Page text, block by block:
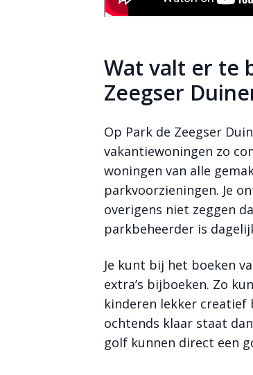
Wat valt er te
Zeegser
Op Park de Zeegser
vakantiewoningen zo
woningen van alle
parkvoorzieningen. Je
overigens niet zeggen
parkbeheerder is
Je kunt bij het boeken
extra’s bijboeken. Zo
kinderen lekker creatief
ochtends klaar staat
golf kunnen direct een